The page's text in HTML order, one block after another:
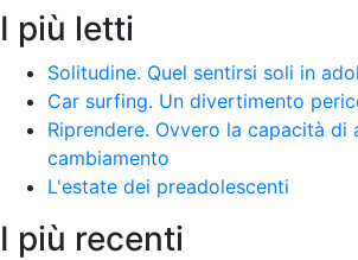
I più letti
Solitudine. Quel sentirsi soli in
Car surfing. Un divertimento
Riprendere. Ovvero la capacità di
cambiamento
L'estate dei preadolescenti
I più recenti